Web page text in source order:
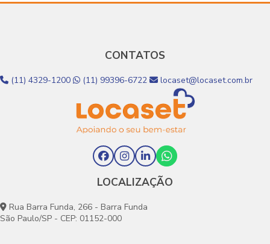
CONTATOS
(11) 4329-1200 (11) 99396-6722 locaset@locaset.com.br
LOCALIZAÇÃO
Rua Barra Funda, 266 - Barra Funda
São Paulo/SP - CEP: 01152-000